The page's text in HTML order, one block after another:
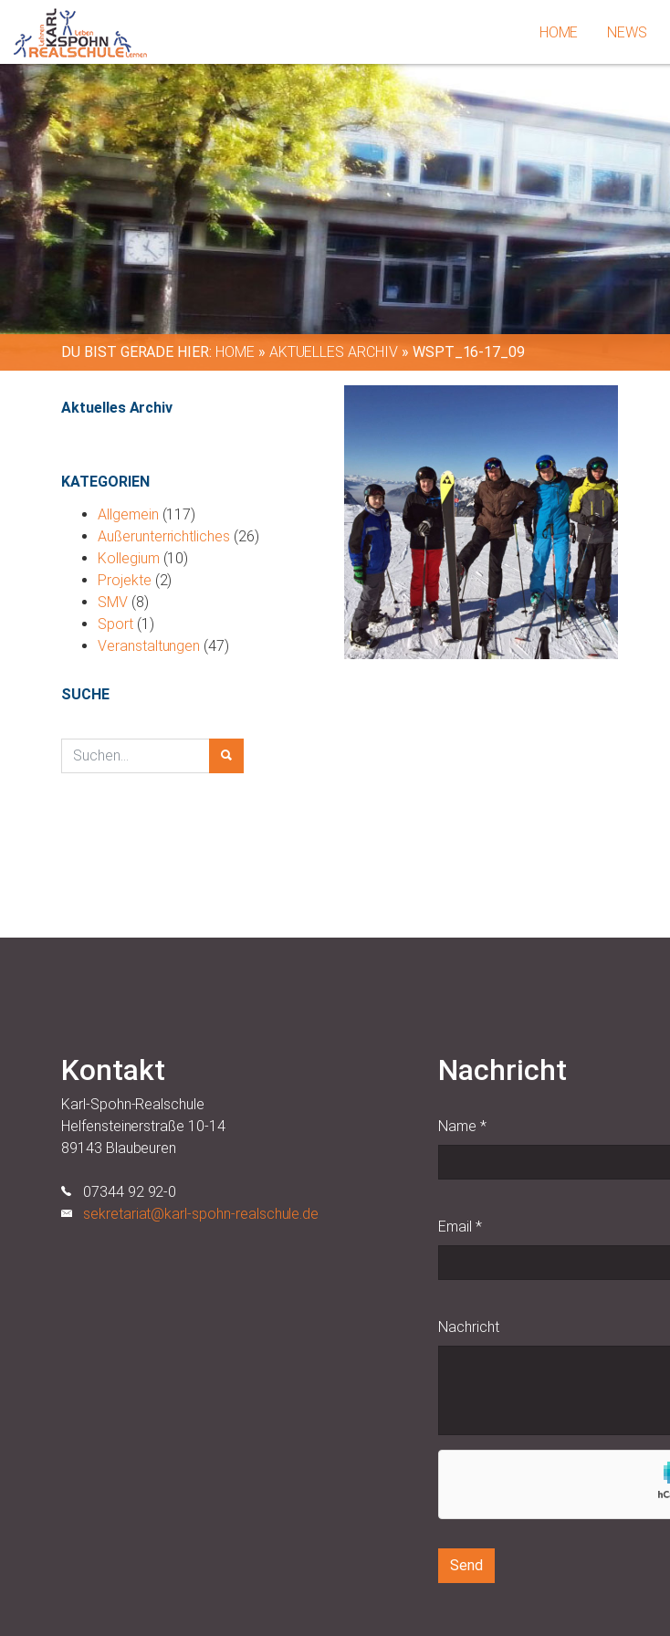
HOME NEWS
DU BIST GERADE HIER: HOME » AKTUELLES ARCHIV» WSPT_16-17_09
Aktuelles Archiv
KATEGORIEN
Allgemein (117)
Außerunterrichtliches (26)
Kollegium (10)
Projekte (2)
SMV(8)
Sport(1)
Veranstaltungen (47)
SUCHE
Kontakt
Karl-Spohn-Realschule
Helfensteinerstraße 10-14
89143 Blaubeuren
07344 92 92-0
sekretariat@karl-spohn-realschule.de
Nachricht
Name*
Email*
Nachricht